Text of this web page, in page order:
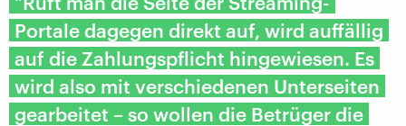
Portale dagegen direkt auf, wird auffällig
auf die Zahlungspflicht hingewiesen. Es
wird also mit verschiedenen Unterseiten
gearbeitet – so wollen die Betrüger die